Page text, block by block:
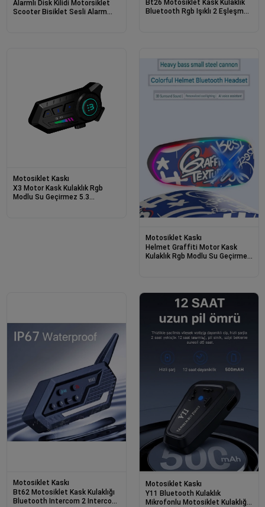
Alarmlı Disk Kilidi Motorsiklet
Scooter Bisiklet Sesli Alarm
Bt26 Motosiklet Kask Kulaklık
Bluetooth Rgb Işıklı 2 Eşleşme
Motosiklet Kaskı
X3 Motor Kask Kulaklık Rgb
Modlu Su Geçirmez 5.3
Motosiklet Kaskı
Helmet Graffiti Motor Kask
Kulaklık Rgb Modlu Su Geçirmez
Motosiklet Kaskı
Bt62 Motosiklet Kask Kulaklığı
Bluetooth Intercom 2 Intercom
Motosiklet Kaskı
Y11 Bluetooth Kulaklık
Mikrofonlu Motosiklet Kulaklığı